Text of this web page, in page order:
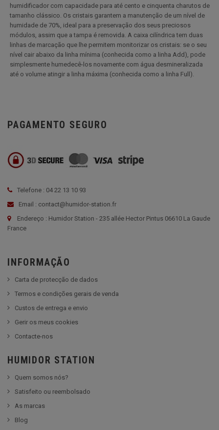
humidificador com capacidade para até cento e cinquenta charutos de
tamanho clássico. Os cristais garantem a manutenção de um nível de
humidade de 70%, ideal para a preservação dos seus preciosos
módulos, assim que a tampa é removida. A caixa cilíndrica tem duas
linhas de marcação que lhe permitem monitorizar os cristais: se o seu
nível cair abaixo da linha mínima (conhecida como a linha Add), pode
simplesmente humedecê-los novamente com água desmineralizada
até o volume atingir a linha máxima (conhecida como a linha Full).
PAGAMENTO SEGURO
Telefone : 04 22 13 10 93
Email : contact@humidor-station.fr
Endereço : Humidor Station - 235 allée Hector Pintus 06610 La Gaude
France
INFORMAÇÃO
Carta de protecção de dados
Termos e condições gerais de venda
Custos de entrega e envio
Gerir os meus cookies
Contacte-nos
HUMIDOR STATION
Quem somos nós?
Satisfeito ou reembolsado
As marcas
Blog